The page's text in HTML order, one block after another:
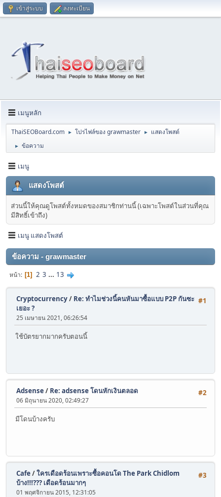
เข้าสู่ระบบ ลงทะเบียน
เมนูหลัก
ThaiSEOBoard.com ► โปรไฟล์ของ grawmaster ► แสดงโพสต์
► ข้อความ
เมนู
แสดงโพสต์
ส่วนนี้ให้คุณดูโพสต์ทั้งหมดของสมาชิกท่านนี้ (เฉพาะโพสต์ในส่วนที่คุณ
มีสิทธิ์เข้าถึง)
เมนู แสดงโพสต์
ข้อความ - grawmaster
หน้า 1 2 3 ... 13
#1
Cryptocurrency/ Re: ทำไมช่วงนี้คนหันมาซื้อแบบ P2P กันซะ
เยอะ ?
25 เมษายน 2021, 06:26:54
ใช้บัตรยากมากครับตอนนี้
#2
Adsense/ Re: adsense โดนหักเงินตลอด
06 มิถุนายน 2020, 02:49:27
มีโดนบ้างครับ
#3
Cafe/ใครเดือดร้อนเพราะซื้อคอนโด The Park Chidlom
บ้าง!!!??? เดือดร้อนมากๆ
01 พฤศจิกายน 2015, 12:31:05